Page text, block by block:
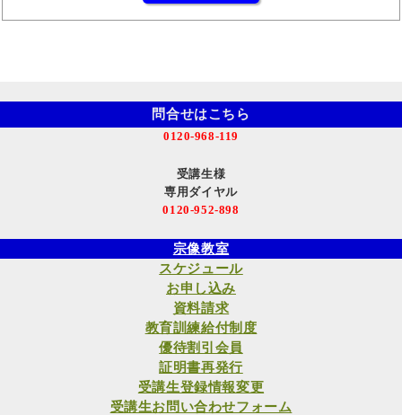
問合せはこちら
0120-968-119
受講生様
専用ダイヤル
0120-952-898
宗像教室
スケジュール
お申し込み
資料請求
教育訓練給付制度
優待割引会員
証明書再発行
受講生登録情報変更
受講生お問い合わせフォーム